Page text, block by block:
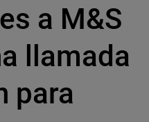
a M&S
llamada
para